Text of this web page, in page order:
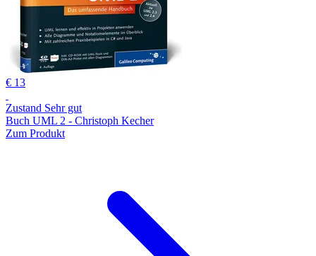
€ 13
Zustand Sehr gut
Buch UML 2 - Christoph Kecher
Zum Produkt